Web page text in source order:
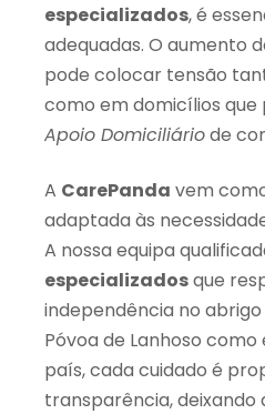
especializados, é
adequadas. O aumento
pode colocar tensão
como em domicílios que
Apoio Domiciliáriode
A CarePanda vem
adaptada às
A nossa equipa
especializadosque
independência no
Póvoa de Lanhoso
país, cada cuidado é
transparência, deixando